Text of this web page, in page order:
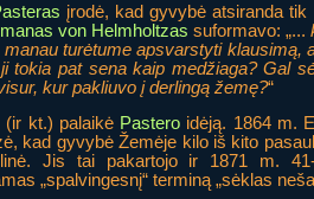
įrodė, kad gyvybė atsiranda
von Helmholtzas suformavo: „...
turėtume apsvarstyti klausimą,
tokia pat sena kaip medžiaga? Gal
kur pakliuvo į derlingą žemę?“
(ir kt.) palaikė Pastero idėją. 1864 m.
kad gyvybė Žemėje kilo iš kito
Jis tai pakartojo ir 1871 m.
„spalvingesnį“ terminą „sėklas